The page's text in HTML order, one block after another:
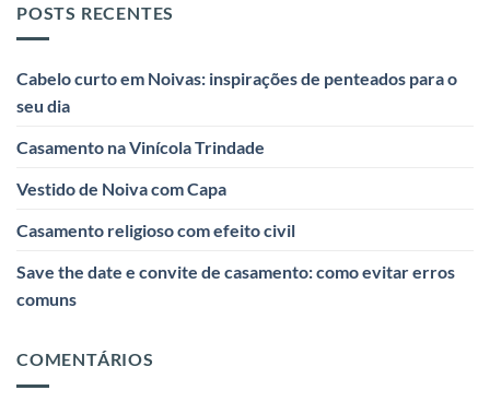
POSTS RECENTES
Cabelo curto em Noivas: inspirações de penteados para o
seu dia
Casamento na Vinícola Trindade
Vestido de Noiva com Capa
Casamento religioso com efeito civil
Save the date e convite de casamento: como evitar erros
comuns
COMENTÁRIOS